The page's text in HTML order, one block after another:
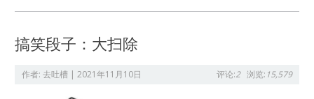
搞笑段子：大扫除
作者:去吐槽 |2021年11月10日 评论:2 浏览: 15,579